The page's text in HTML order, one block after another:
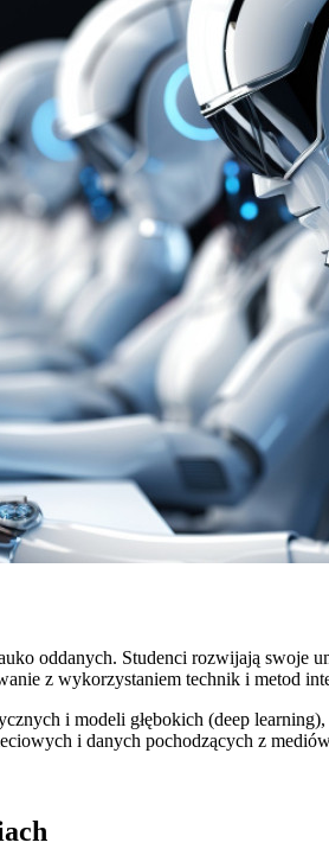
oddanych. Studenci rozwijają
z wykorzystaniem technik i metod
i modeli głębokich (deep
i danych pochodzących z